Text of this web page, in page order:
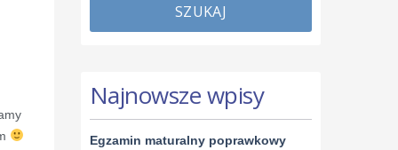
SZUKAJ
Najnowsze wpisy
Egzamin maturalny poprawkowy